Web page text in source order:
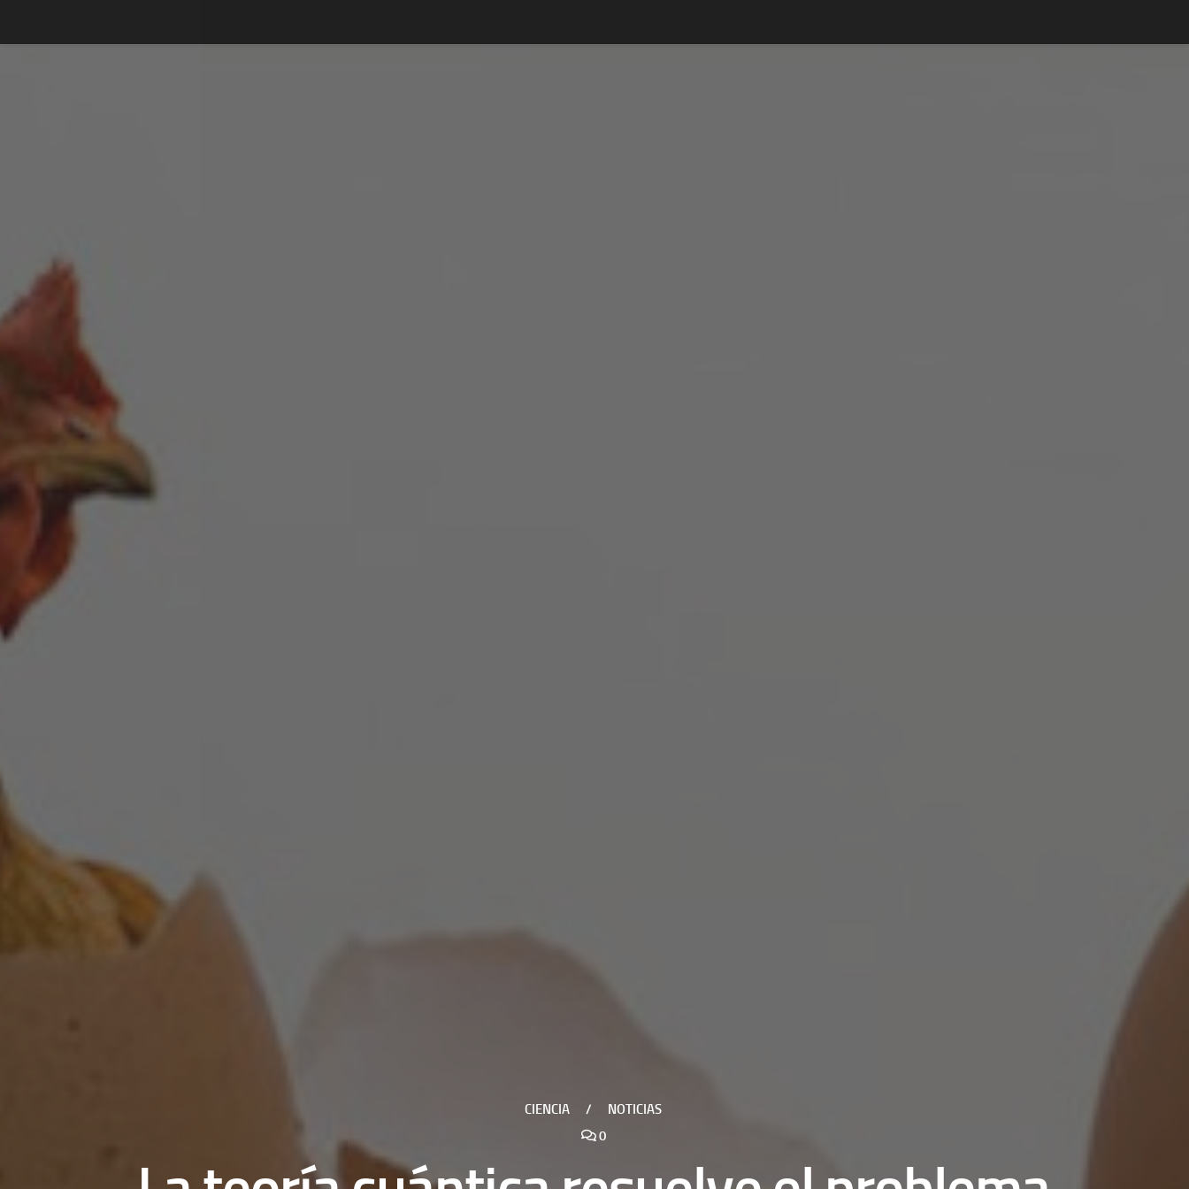
CIENCIA /
NOTICIAS
0